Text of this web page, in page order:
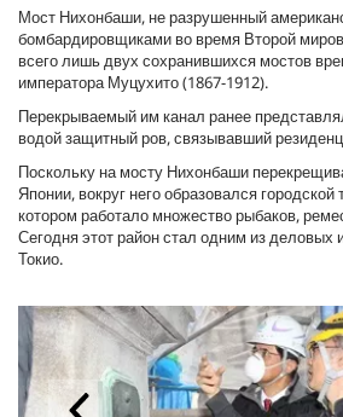
Мост Нихонбаши, не разрушенный
бомбардировщиками во время Второй
всего лишь двух сохранившихся мостов
императора Муцухито (1867-1912).
Перекрываемый им канал ранее
водой защитный ров, связывавший
Поскольку на мосту Нихонбаши
Японии, вокруг него образовался городской
котором работало множество рыбаков,
Сегодня этот район стал одним из деловых
Токио.